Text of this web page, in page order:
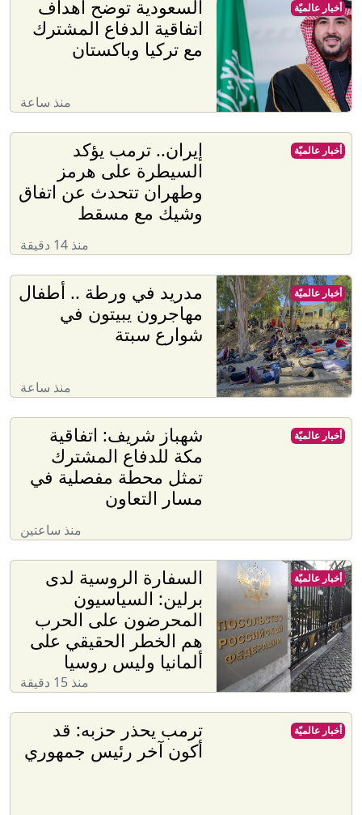
السعودية توضح أهداف
اتفاقية الدفاع المشترك
مع تركيا وباكستان
منذ ساعة
أخبار عالميّة
إيران.. ترمب يؤكد
السيطرة على هرمز
وطهران تتحدث عن اتفاق
وشيك مع مسقط
منذ 14 دقيقة
أخبار عالميّة
مدريد في ورطة .. أطفال
مهاجرون يبيتون في
شوارع سبتة
منذ ساعة
أخبار عالميّة
شهباز شريف: اتفاقية
مكة للدفاع المشترك
تمثل محطة مفصلية في
مسار التعاون
منذ ساعتين
أخبار عالميّة
السفارة الروسية لدى
برلين: السياسيون
المحرضون على الحرب
هم الخطر الحقيقي على
ألمانيا وليس روسيا
منذ 15 دقيقة
أخبار عالميّة
ترمب يحذر حزبه: قد
أكون آخر رئيس جمهوري
أخبار عالميّة